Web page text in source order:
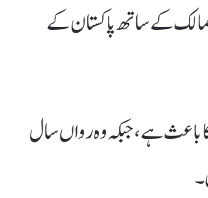
ممالک کے ساتھ پاکستان کے
کا باعث ہے، جبکہ وہ رواں سال